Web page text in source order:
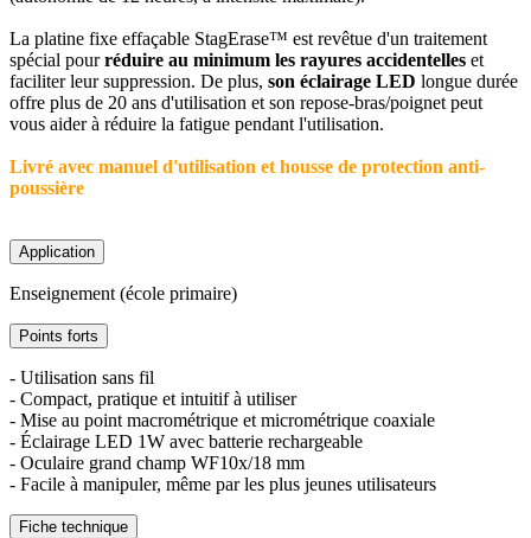
La platine fixe effaçable StagErase™ est revêtue d'un traitement
spécial pourréduire au minimum les rayures accidentelles et
faciliter leur suppression. De plus, son éclairage LED longue durée
offre plus de 20 ans d'utilisation et son repose-bras/poignet peut
vous aider à réduire la fatigue pendant l'utilisation.
Livré avec manuel d'utilisation et housse de protection anti-
poussière
Application
Enseignement (école primaire)
Points forts
- Utilisation sans fil
- Compact, pratique et intuitif à utiliser
- Mise au point macrométrique et micrométrique coaxiale
- Éclairage LED 1W avec batterie rechargeable
- Oculaire grand champ WF10x/18 mm
- Facile à manipuler, même par les plus jeunes utilisateurs
Fiche technique